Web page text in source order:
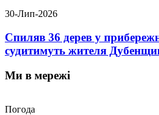
30-Лип-2026
Спиляв 36 дерев у
судитимуть жителя
Ми в мережі
Погода